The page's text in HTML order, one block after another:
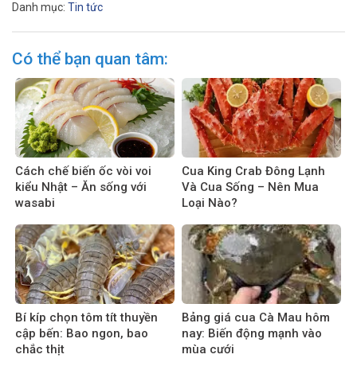
Danh mục: Tin tức
Có thể bạn quan tâm:
Cách chế biến ốc vòi voi
kiểu Nhật – Ăn sống với
wasabi
Cua King Crab Đông Lạnh
Và Cua Sống – Nên Mua
Loại Nào?
Bí kíp chọn tôm tít thuyền
cập bến: Bao ngon, bao
chắc thịt
Bảng giá cua Cà Mau hôm
nay: Biến động mạnh vào
mùa cưới